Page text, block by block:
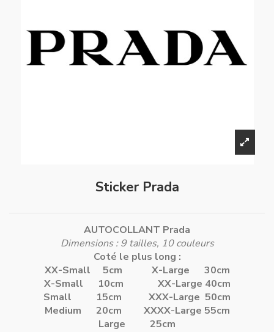
Sticker Prada
AUTOCOLLANT Prada
Dimensions : 9 tailles, 10 couleurs
Coté le plus long :
XX-Small 5cm X-Large 30cm
X-Small 10cm XX-Large 40cm
Small 15cm XXX-Large 50cm
Medium 20cm XXXX-Large 55cm
Large 25cm